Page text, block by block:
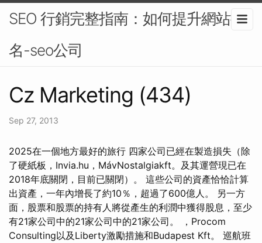
SEO 行銷完整指南：如何提升網站排
名-seo公司
Cz Marketing (434)
Sep 27, 2013
2025在一個地方最好的旅行 四家公司已經在製造損失（除
了硬紙板，Invia.hu，MávNostalgiakft。及其運營現已在
2018年底關閉，目前已關閉）。 這些公司的資產恰恰計算
出資產，一年內增長了約10％，超過了600億人。 另一方
面，股票和股票的持有人將從產生的利潤中獲得股息，至少
有21家公司中的21家公司中的21家公司。 ，Procom
Consulting以及Liberty激勵措施和Budapest Kft。 巡航班